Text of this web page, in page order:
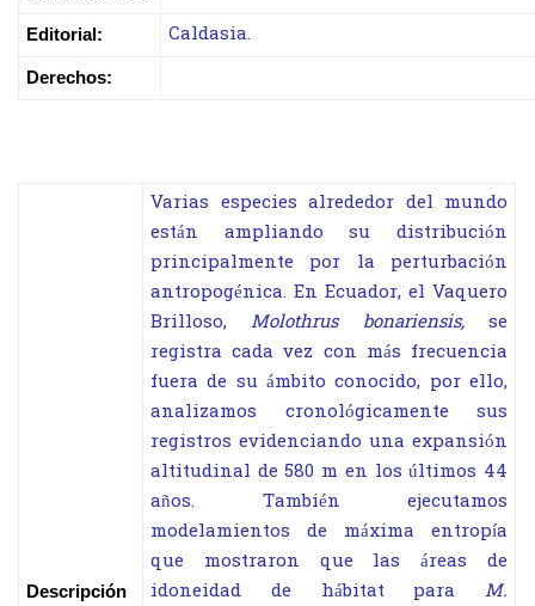
Editorial: Caldasia.
Derechos:
Descripción
Varias especies alrededor del mundo
están ampliando su distribución
principalmente por la perturbación
antropogénica. En Ecuador, el Vaquero
Brilloso,Molothrus bonariensis,se
registra cada vez con más frecuencia
fuera de su ámbito conocido, por ello,
analizamos cronológicamente sus
registros evidenciando una expansión
altitudinal de 580 m en los últimos 44
años. También ejecutamos
modelamientos de máxima entropía
que mostraron que las áreas de
idoneidad de hábitat para M.